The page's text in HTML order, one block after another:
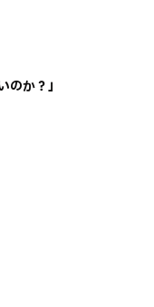
か？」